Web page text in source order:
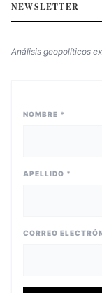
NEWSLETTER
Análisis geopolíticos
NOMBRE *
APELLIDO *
CORREO